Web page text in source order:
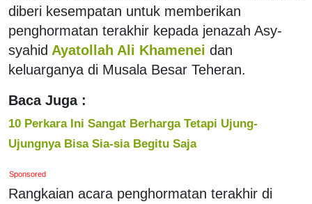
diberi kesempatan untuk memberikan
penghormatan terakhir kepada jenazah Asy-
syahid Ayatollah Ali Khamenei dan
keluarganya di Musala Besar Teheran.
Baca Juga :
10 Perkara Ini Sangat Berharga Tetapi Ujung-
Ujungnya Bisa Sia-sia Begitu Saja
Sponsored
Rangkaian acara penghormatan terakhir di